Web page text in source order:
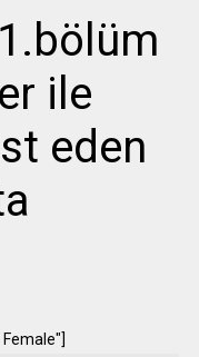
ile
eden